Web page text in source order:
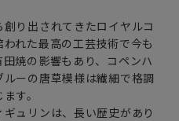
り出されてきたロイヤルコ
れた最高の工芸技術で今も
焼の影響もあり、コペンハ
ーの唐草模様は繊細で格調
す。
ュリンは、長い歴史があり